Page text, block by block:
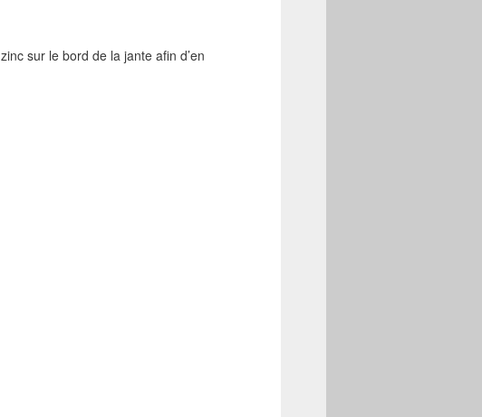
sur le bord de la jante afin d’en